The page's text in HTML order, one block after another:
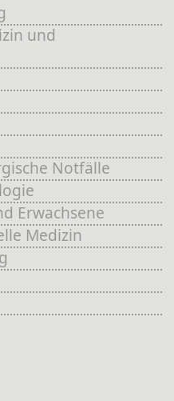
und
Notfälle
Erwachsene
Medizin